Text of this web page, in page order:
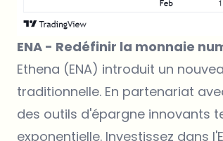
ENA - Redéfinir la monnaie
Ethena (ENA) introduit un
traditionnelle. En partenariat
des outils d'épargne innovants
exponentielle. Investissez dans